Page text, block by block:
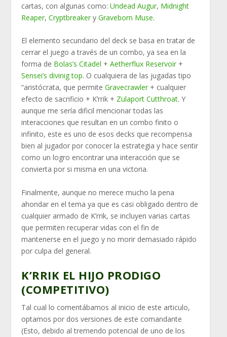
cartas, con algunas como:Undead Augur, Midnight
Reaper,Cryptbreaker yGraveborn Muse.
El elemento secundario del deck se basa en tratar de
cerrar el juego a través de un combo, ya sea en la
forma de Bolas’s Citadel +Aetherflux Reservoir +
Sensei’s divinig top. O cualquiera de las jugadas tipo
“aristócrata, que permiteGravecrawler + cualquier
efecto de sacrificio + K’rrik + Zulaport Cutthroat. Y
aunque me sería dificil mencionar todas las
interacciones que resultan en un combo finito o
infinito, este es uno de esos decks que recompensa
bien al jugador por conocer la estrategia y hace sentir
como un logro encontrar una interacción que se
convierta por si misma en una victoria.
Finalmente, aunque no merece mucho la pena
ahondar en el tema ya que es casi obligado dentro de
cualquier armado de K’rrik, se incluyen varias cartas
que permiten recuperar vidas con el fin de
mantenerse en el juego y no morir demasiado rápido
por culpa del general.
K’RRIK EL HIJO PRODIGO
(COMPETITIVO)
Tal cual lo comentábamos al inicio de este articulo,
optamos por dos versiones de este comandante
(Esto, debido al tremendo potencial de uno de los